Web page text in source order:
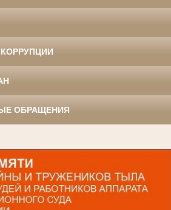
ОБРАЩЕНИЯ